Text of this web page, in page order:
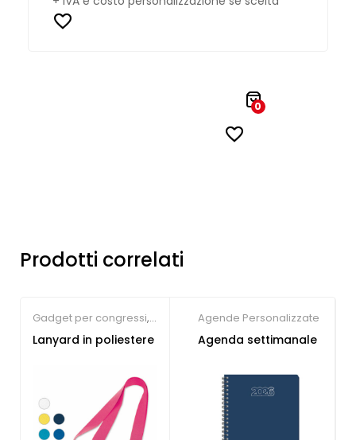
0
Prodotti correlati
Gadget per congressi,
Gadget per fiere,
Lanyard in poliestere
Agende Personalizzate
Agenda settimanale